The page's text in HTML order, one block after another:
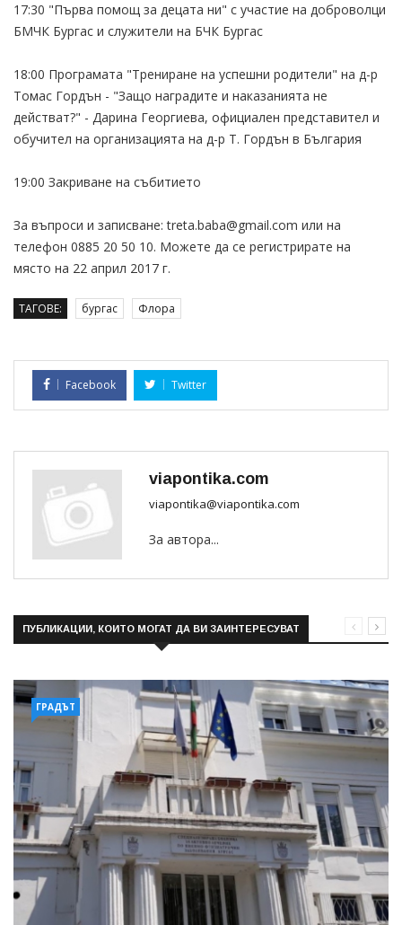
17:30 "Първа помощ за децата ни" с участие на доброволци
БМЧК Бургас и служители на БЧК Бургас
18:00 Програмата "Трениране на успешни родители" на д-р
Томас Гордън - "Защо наградите и наказанията не
действат?" - Дарина Георгиева, официален представител и
обучител на организацията на д-р Т. Гордън в България
19:00 Закриване на събитието
За въпроси и записване: treta.baba@gmail.com или на
телефон 0885 20 50 10. Можете да се регистрирате на
място на 22 април 2017 г.
ТАГОВЕ: бургас Флора
Facebook Twitter
viapontika.com
viapontika@viapontika.com
За автора...
ПУБЛИКАЦИИ, КОИТО МОГАТ ДА ВИ ЗАИНТЕРЕСУВАТ
ГРАДЪТ